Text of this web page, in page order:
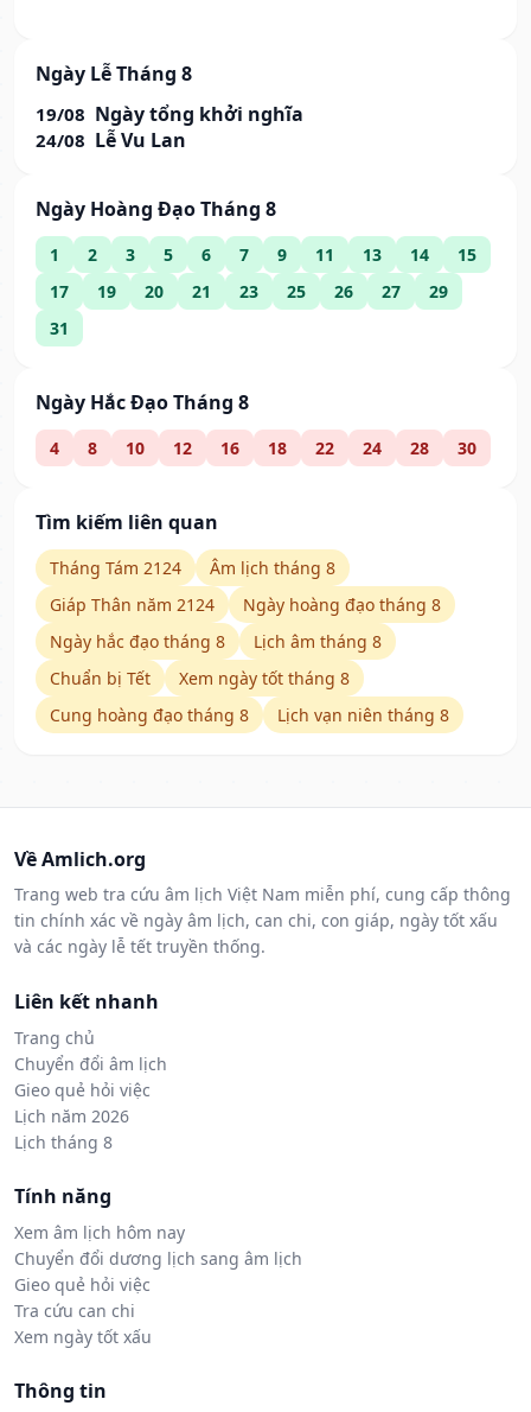
Ngày Lễ Tháng 8
19/08 Ngày tổng khởi nghĩa
24/08 Lễ Vu Lan
Ngày Hoàng Đạo Tháng 8
1 2 3 5 6 7 9 11 13 14
15
17
19 20 21 23 25 26 27
29
31
Ngày Hắc Đạo Tháng 8
4 8 10 12 16 18 22 24 28 30
Tìm kiếm liên quan
Tháng Tám 2124
Âm lịch tháng 8
Giáp Thân năm 2124
Ngày hoàng đạo tháng 8
Ngày hắc đạo tháng 8
Lịch âm tháng 8
Chuẩn bị Tết
Xem ngày tốt tháng 8
Cung hoàng đạo tháng 8
Lịch vạn niên tháng 8
Về Amlich.org
Trang web tra cứu âm lịch Việt Nam miễn phí, cung cấp thông
tin chính xác về ngày âm lịch, can chi, con giáp, ngày tốt xấu
và các ngày lễ tết truyền thống.
Liên kết nhanh
Trang chủ
Chuyển đổi âm lịch
Gieo quẻ hỏi việc
Lịch năm 2026
Lịch tháng 8
Tính năng
Xem âm lịch hôm nay
Chuyển đổi dương lịch sang âm lịch
Gieo quẻ hỏi việc
Tra cứu can chi
Xem ngày tốt xấu
Thông tin